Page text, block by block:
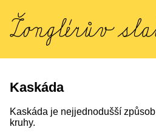
Kaskáda
Kaskáda je nejjednodušší
kruhy.